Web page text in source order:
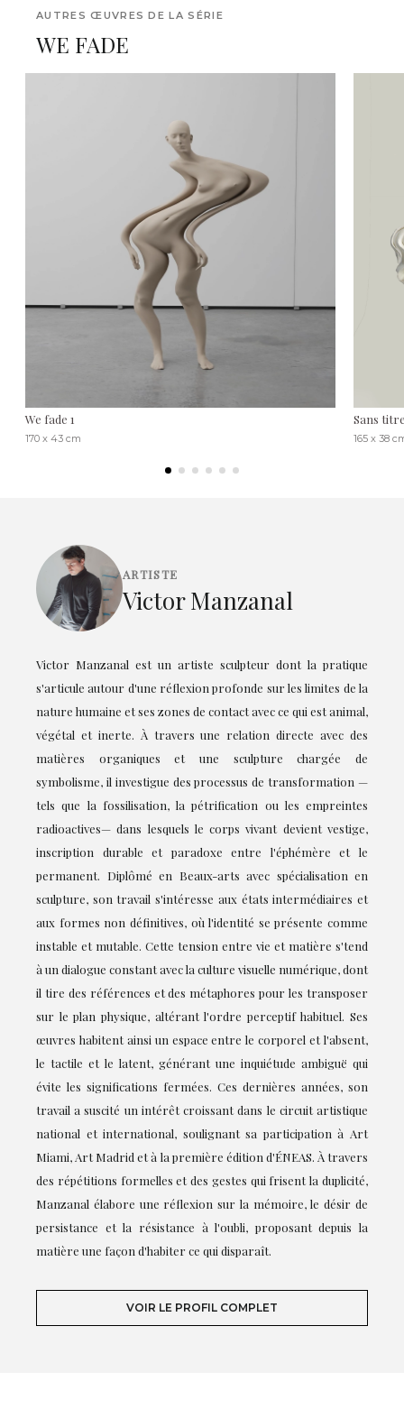
AUTRES ŒUVRES DE LA SÉRIE
WE FADE
We fade 1
170 x 43 cm
Sans
165 x 38
ARTISTE
Victor Manzanal
Victor Manzanal est un artiste sculpteur dont la pratique
s'articule autour d'une réflexion profonde sur les limites de la
nature humaine et ses zones de contact avec ce qui est animal,
végétal et inerte. À travers une relation directe avec des
matières organiques et une sculpture chargée de
symbolisme, il investigue des processus de transformation —
tels que la fossilisation, la pétrification ou les empreintes
radioactives— dans lesquels le corps vivant devient vestige,
inscription durable et paradoxe entre l'éphémère et le
permanent. Diplômé en Beaux-arts avec spécialisation en
sculpture, son travail s'intéresse aux états intermédiaires et
aux formes non définitives, où l'identité se présente comme
instable et mutable. Cette tension entre vie et matière s'tend
à un dialogue constant avec la culture visuelle numérique, dont
il tire des références et des métaphores pour les transposer
sur le plan physique, altérant l'ordre perceptif habituel. Ses
œuvres habitent ainsi un espace entre le corporel et l'absent,
le tactile et le latent, générant une inquiétude ambiguë qui
évite les significations fermées. Ces dernières années, son
travail a suscité un intérêt croissant dans le circuit artistique
national et international, soulignant sa participation à Art
Miami, Art Madrid et à la première édition d'ÉNEAS. À travers
des répétitions formelles et des gestes qui frisent la duplicité,
Manzanal élabore une réflexion sur la mémoire, le désir de
persistance et la résistance à l'oubli, proposant depuis la
matière une façon d'habiter ce qui disparaît.
VOIR LE PROFIL COMPLET